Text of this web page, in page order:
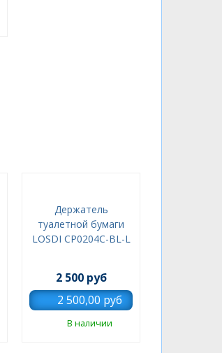
Держатель
туалетной бумаги
LOSDI CP0204C-BL-L
2 500 руб
В наличии